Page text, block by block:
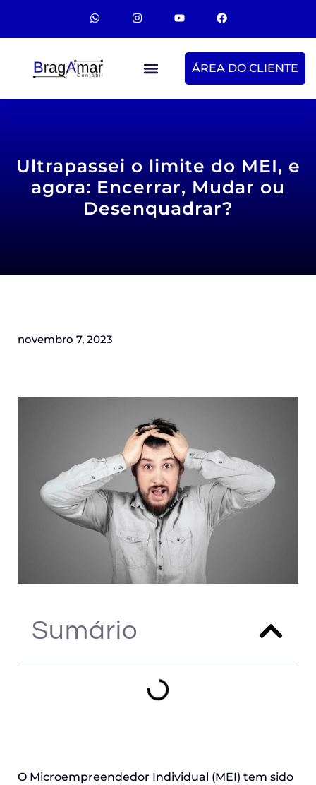
ÁREA DO CLIENTE
Ultrapassei o limite do MEI, e
agora: Encerrar, Mudar ou
Desenquadrar?
novembro 7, 2023
Sumário
O Microempreendedor Individual (MEI) tem sido